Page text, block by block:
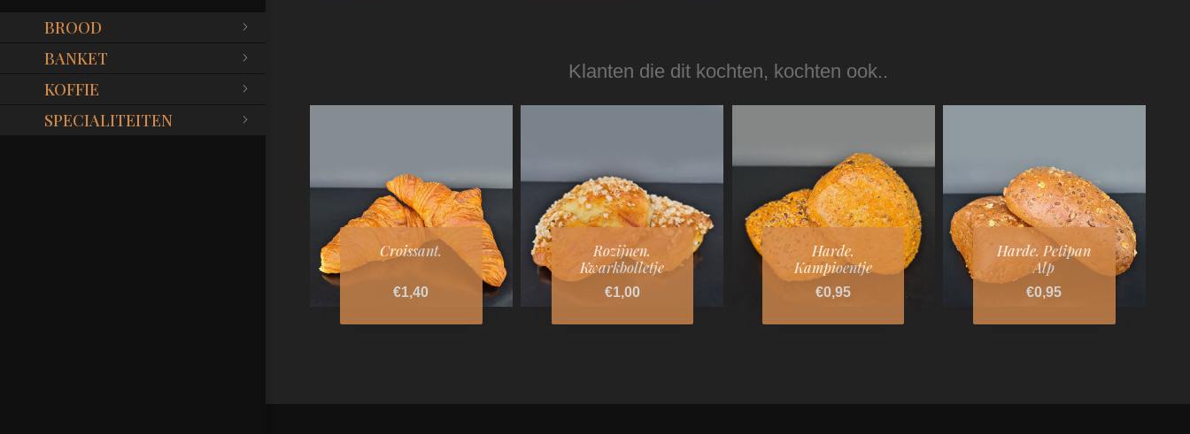
BROOD
BANKET
KOFFIE
SPECIALITEITEN
Klanten die dit kochten, kochten ook..
Croissant.
€1,40
Rozijnen.
Kwarkbolletje
€1,00
Harde.
Kampioentje
€0,95
Harde. Petipan
Alp
€0,95